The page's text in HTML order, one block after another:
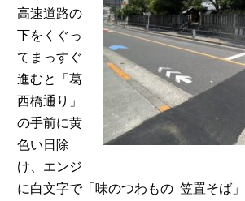
高速道路の
下をくぐっ
てまっすぐ
進むと「葛
西橋通り」
の手前に黄
色い日除
け、エンジ
に白文字で「味のつわもの 笠置そば